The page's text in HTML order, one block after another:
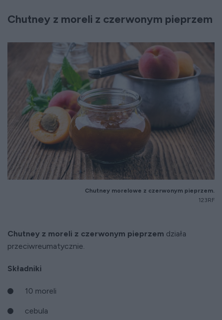
Chutney z moreli z czerwonym pieprzem
Chutney morelowe z czerwonym pieprzem.
123RF
Chutney z moreli z czerwonym pieprzem działa
przeciwreumatycznie.
Składniki
10 moreli
cebula